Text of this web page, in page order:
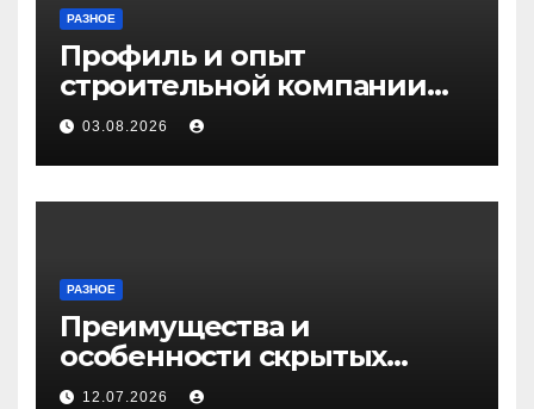
РАЗНОЕ
Профиль и опыт
строительной компании
Медичи
03.08.2026
РАЗНОЕ
Преимущества и
особенности скрытых
дверей
12.07.2026